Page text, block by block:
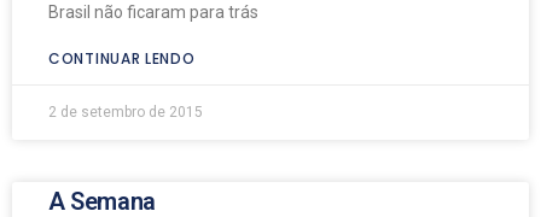
Brasil não ficaram para trás
CONTINUAR LENDO
2 de setembro de 2015
A Semana